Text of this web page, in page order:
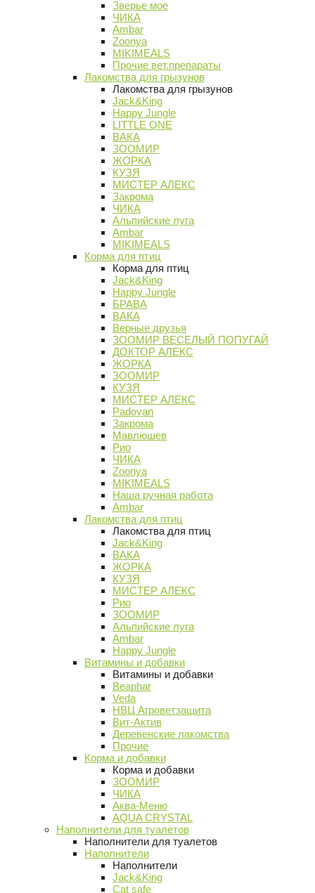
Зверье мое
ЧИКА
Ambar
Zoonya
MIKIMEALS
Прочие вет.препараты
Лакомства для грызунов
Лакомства для грызунов
Jack&King
Happy Jungle
LITTLE ONE
ВАКА
ЗООМИР
ЖОРКА
КУЗЯ
МИСТЕР АЛЕКС
Закрома
ЧИКА
Альпийские луга
Ambar
MIKIMEALS
Корма для птиц
Корма для птиц
Jack&King
Happy Jungle
БРАВА
ВАКА
Верные друзья
ЗООМИР ВЕСЕЛЫЙ ПОПУГАЙ
ДОКТОР АЛЕКС
ЖОРКА
ЗООМИР
КУЗЯ
МИСТЕР АЛЕКС
Padovan
Закрома
Мавлюшев
Рио
ЧИКА
Zoonya
MIKIMEALS
Наша ручная работа
Ambar
Лакомства для птиц
Лакомства для птиц
Jack&King
ВАКА
ЖОРКА
КУЗЯ
МИСТЕР АЛЕКС
Рио
ЗООМИР
Альпийские луга
Ambar
Happy Jungle
Витамины и добавки
Витамины и добавки
Beaphar
Veda
НВЦ Агроветзащита
Вит-Актив
Деревенские лакомства
Прочие
Корма и добавки
Корма и добавки
ЗООМИР
ЧИКА
Аква-Меню
AQUA CRYSTAL
Наполнители для туалетов
Наполнители для туалетов
Наполнители
Наполнители
Jack&King
Cat safe